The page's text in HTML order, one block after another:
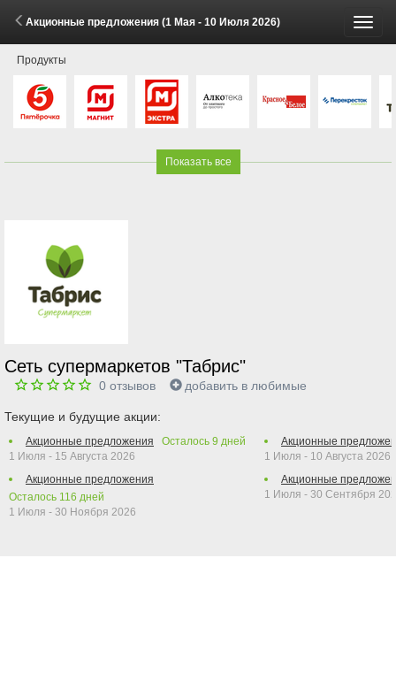
Акционные предложения (1 Мая - 10 Июля 2026)
Продукты
Показать все
Сеть супермаркетов "Табрис"
0 отзывов добавить в любимые
Текущие и будущие акции:
Акционные предложения Осталось 9 дней
1 Июля - 15 Августа 2026
Акционные предложения
Осталось 116 дней
1 Июля - 30 Ноября 2026
Акционные
1 Июля - 10 Августа 2026
Акционные
1 Июля - 30 Сентября